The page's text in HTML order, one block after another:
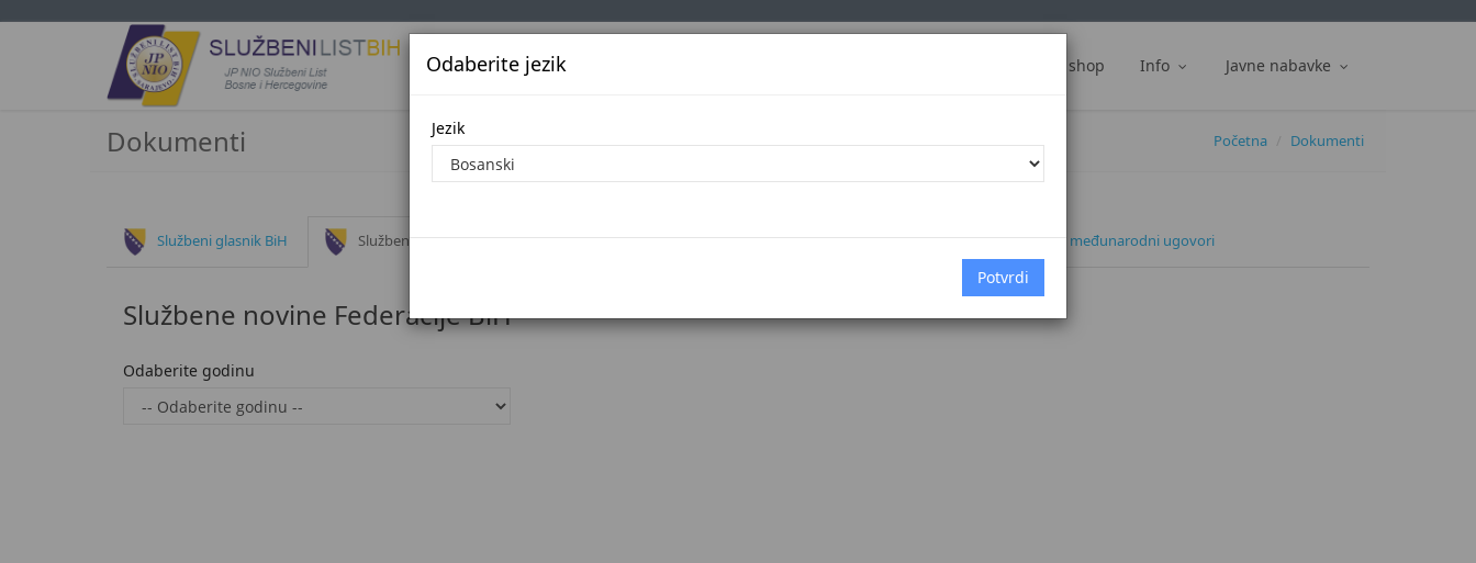
Jezik Službena glasila Web shop Info Javne nabavke
Odaberite jezik
Jezik
Dokumenti Početna Dokumenti
Službeni glasnik BiH Službene novine Federacije BiH Službene novine Kantona Sarajevo Službeni glasnik BiH - međunarodni ugovori
Službene novine Federacije BiH
Odaberite godinu